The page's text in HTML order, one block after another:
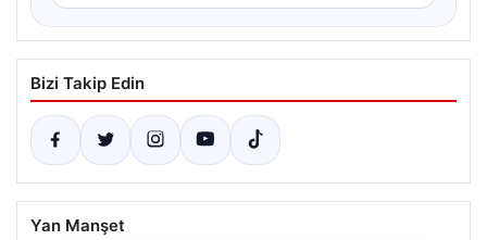
Bizi Takip Edin
Yan Manşet